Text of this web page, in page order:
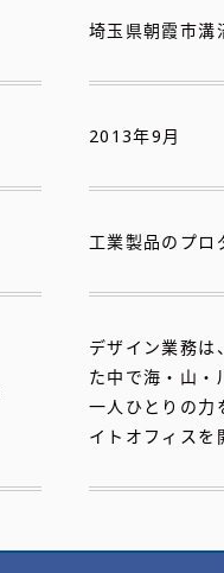
埼玉県朝霞市
2013年9月
工業製品のプロ
デザイン業務は
た中で海・山・
一人ひとりの力
イトオフィスを